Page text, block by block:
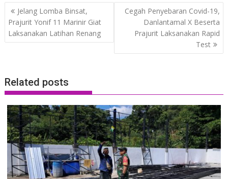
Post
navigation
Jelang Lomba Binsat,
Prajurit Yonif 11 Marinir Giat
Laksanakan Latihan Renang
Cegah Penyebaran Covid-19,
Danlantamal X Beserta
Prajurit Laksanakan Rapid
Test
Related posts